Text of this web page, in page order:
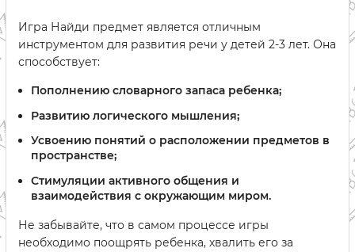
Игра Найди предмет является отличным
инструментом для развития речи у детей 2-3 лет. Она
способствует:
Пополнению словарного запаса ребенка;
Развитию логического мышления;
Усвоению понятий о расположении предметов в
пространстве;
Стимуляции активного общения и
взаимодействия с окружающим миром.
Не забывайте, что в самом процессе игры
необходимо поощрять ребенка, хвалить его за